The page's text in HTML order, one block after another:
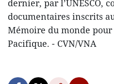
dernier, par l’UNESCO,
documentaires inscrits
Mémoire du monde
Pacifique. - CVN/VNA